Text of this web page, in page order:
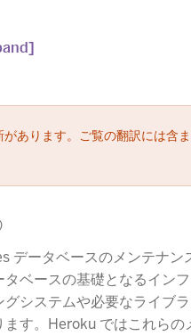
があります。ご覧の翻訳には含
データベースのメンテナン
ベースの基礎となるイン
システムや必要なライブ
す。Heroku ではこれら